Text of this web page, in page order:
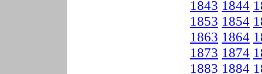
1843 1844
1853 1854
1863 1864
1873 1874
1883 1884